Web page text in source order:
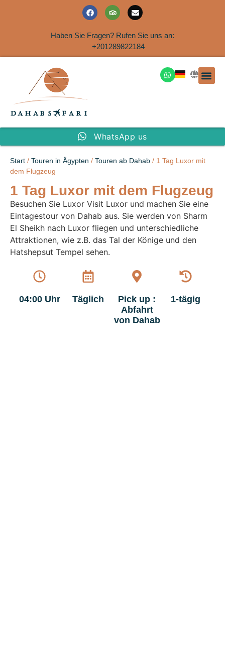
Haben Sie Fragen? Rufen Sie uns an:
+201289822184
WhatsApp us
Start / Touren in Ägypten / Touren ab Dahab / 1 Tag Luxor mit
dem Flugzeug
1 Tag Luxor mit dem Flugzeug
Besuchen Sie Luxor Visit Luxor und machen Sie eine
Eintagestour von Dahab aus. Sie werden von Sharm
El Sheikh nach Luxor fliegen und unterschiedliche
Attraktionen, wie z.B. das Tal der Könige und den
Hatshepsut Tempel sehen.
04:00 Uhr Täglich
Pick up :
Abfahrt
von Dahab
1-tägig